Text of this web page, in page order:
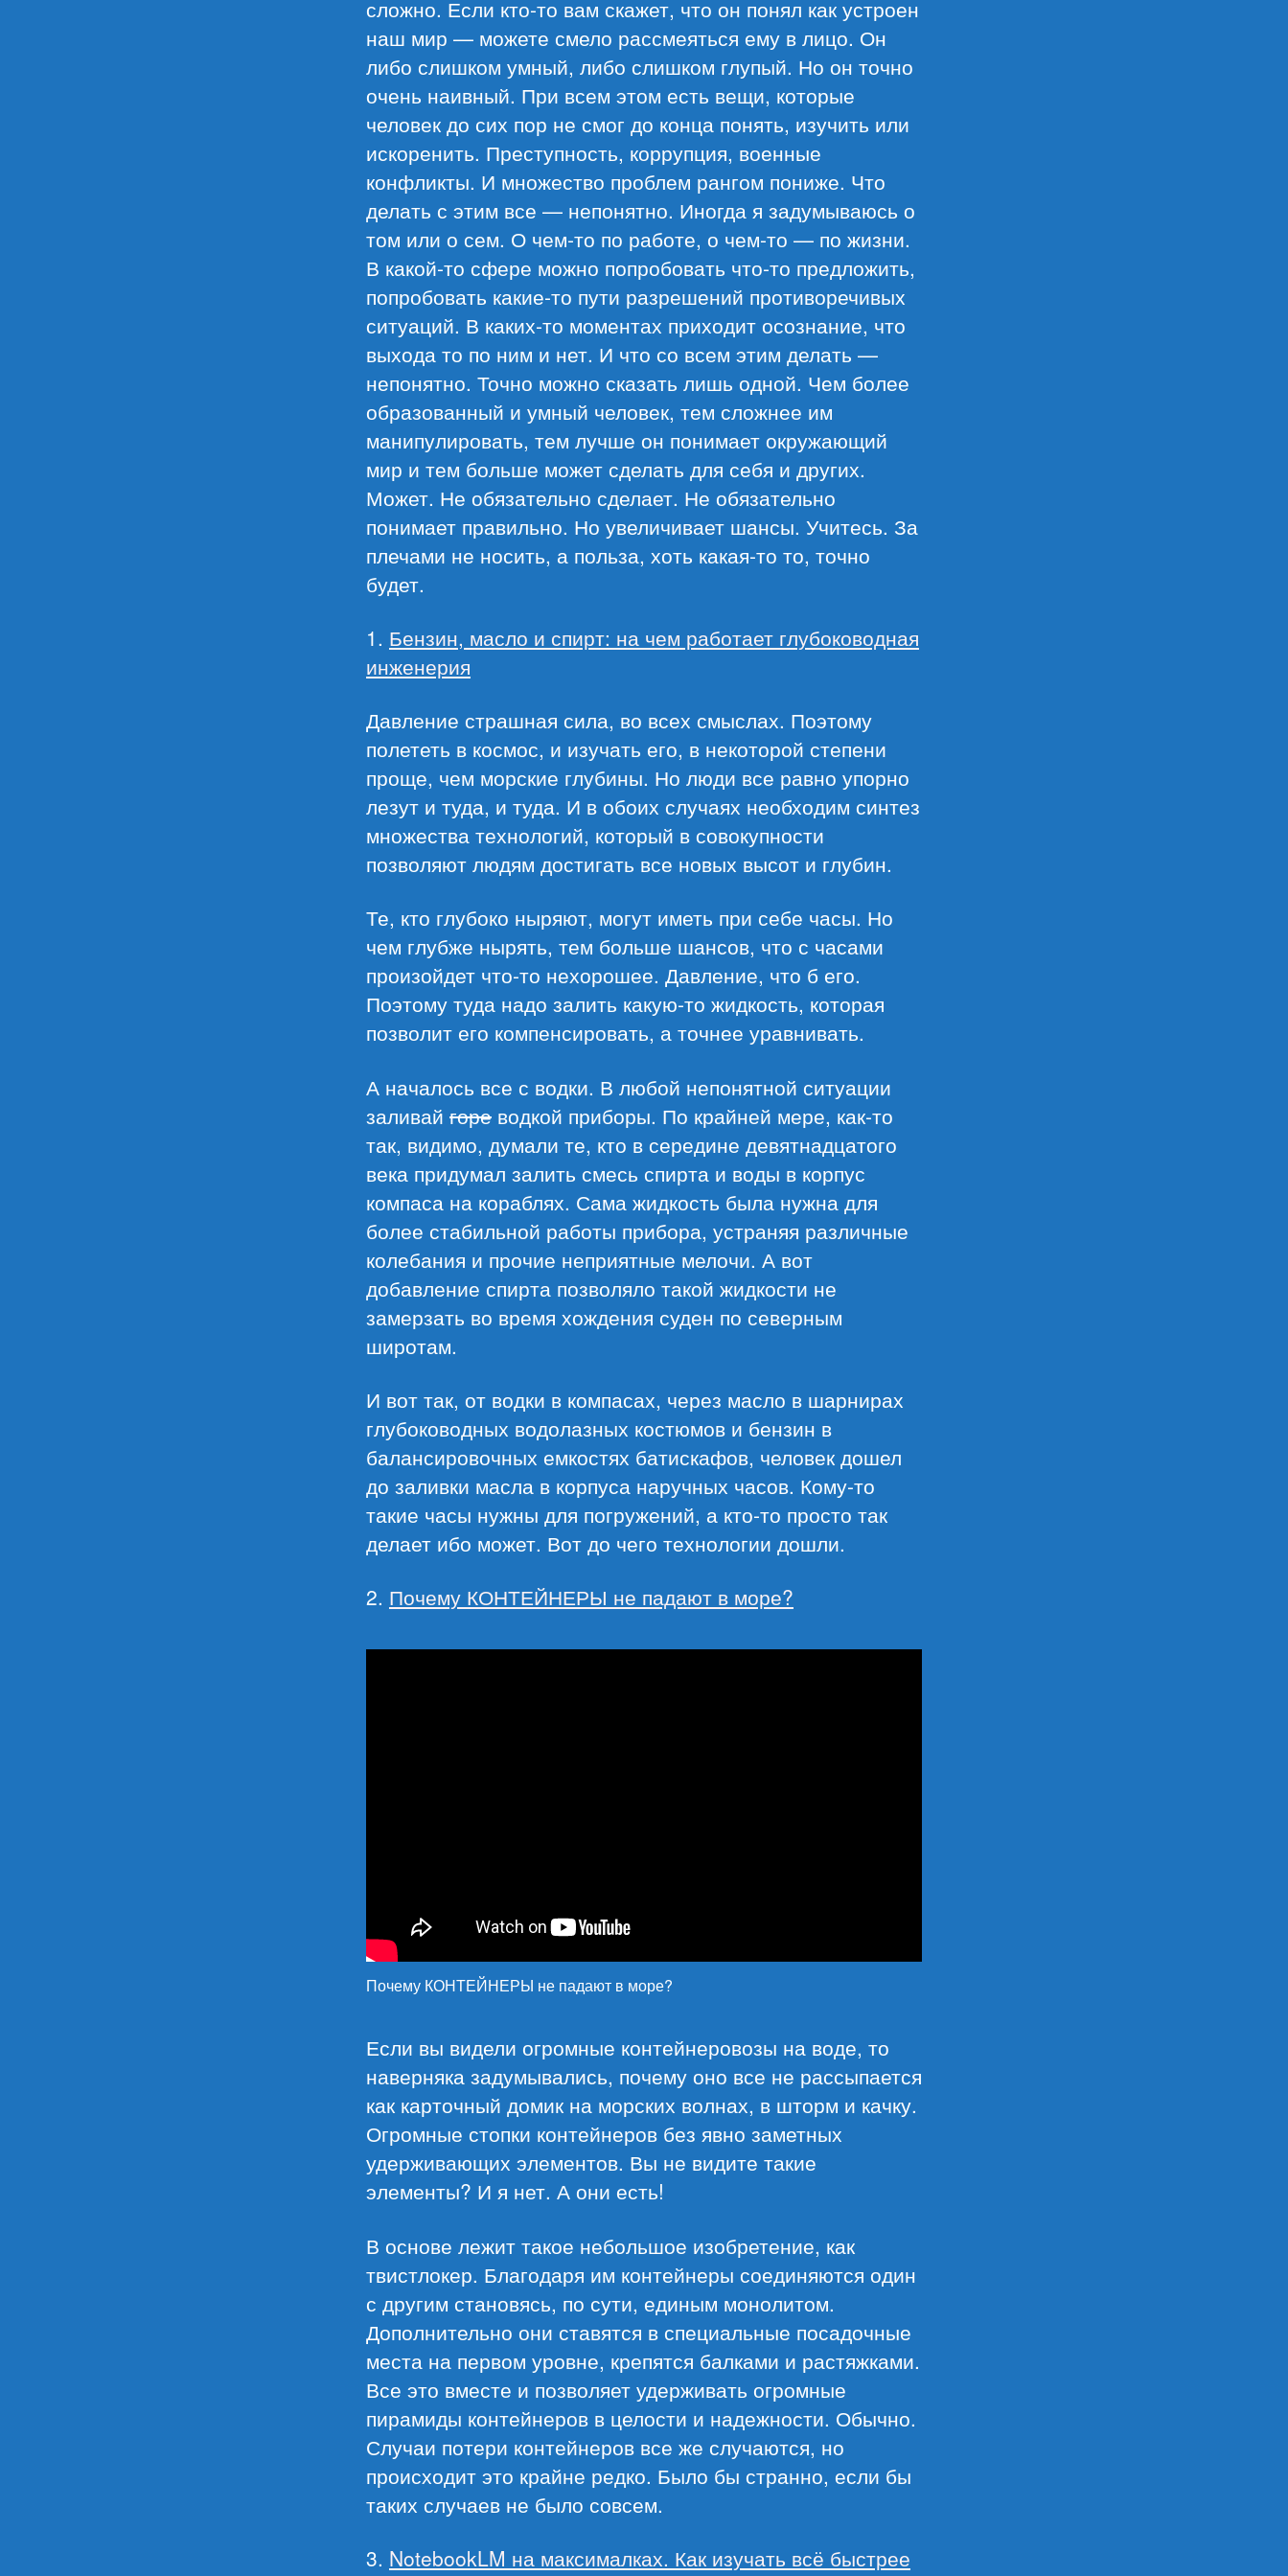
сложно. Если кто-то вам скажет, что он понял как устроен
наш мир — можете смело рассмеяться ему в лицо. Он
либо слишком умный, либо слишком глупый. Но он точно
очень наивный. При всем этом есть вещи, которые
человек до сих пор не смог до конца понять, изучить или
искоренить. Преступность, коррупция, военные
конфликты. И множество проблем рангом пониже. Что
делать с этим все — непонятно. Иногда я задумываюсь о
том или о сем. О чем-то по работе, о чем-то — по жизни.
В какой-то сфере можно попробовать что-то предложить,
попробовать какие-то пути разрешений противоречивых
ситуаций. В каких-то моментах приходит осознание, что
выхода то по ним и нет. И что со всем этим делать —
непонятно. Точно можно сказать лишь одной. Чем более
образованный и умный человек, тем сложнее им
манипулировать, тем лучше он понимает окружающий
мир и тем больше может сделать для себя и других.
Может. Не обязательно сделает. Не обязательно
понимает правильно. Но увеличивает шансы. Учитесь. За
плечами не носить, а польза, хоть какая-то то, точно
будет.
1. Бензин, масло и спирт: на чем работает глубоководная
инженерия
Давление страшная сила, во всех смыслах. Поэтому
полететь в космос, и изучать его, в некоторой степени
проще, чем морские глубины. Но люди все равно упорно
лезут и туда, и туда. И в обоих случаях необходим синтез
множества технологий, который в совокупности
позволяют людям достигать все новых высот и глубин.
Те, кто глубоко ныряют, могут иметь при себе часы. Но
чем глубже нырять, тем больше шансов, что с часами
произойдет что-то нехорошее. Давление, что б его.
Поэтому туда надо залить какую-то жидкость, которая
позволит его компенсировать, а точнее уравнивать.
А началось все с водки. В любой непонятной ситуации
заливай горе водкой приборы. По крайней мере, как-то
так, видимо, думали те, кто в середине девятнадцатого
века придумал залить смесь спирта и воды в корпус
компаса на кораблях. Сама жидкость была нужна для
более стабильной работы прибора, устраняя различные
колебания и прочие неприятные мелочи. А вот
добавление спирта позволяло такой жидкости не
замерзать во время хождения суден по северным
широтам.
И вот так, от водки в компасах, через масло в шарнирах
глубоководных водолазных костюмов и бензин в
балансировочных емкостях батискафов, человек дошел
до заливки масла в корпуса наручных часов. Кому-то
такие часы нужны для погружений, а кто-то просто так
делает ибо может. Вот до чего технологии дошли.
2. Почему КОНТЕЙНЕРЫ не падают в море?
Почему КОНТЕЙНЕРЫ не падают в море?
Если вы видели огромные контейнеровозы на воде, то
наверняка задумывались, почему оно все не рассыпается
как карточный домик на морских волнах, в шторм и качку.
Огромные стопки контейнеров без явно заметных
удерживающих элементов. Вы не видите такие
элементы? И я нет. А они есть!
В основе лежит такое небольшое изобретение, как
твистлокер. Благодаря им контейнеры соединяются один
с другим становясь, по сути, единым монолитом.
Дополнительно они ставятся в специальные посадочные
места на первом уровне, крепятся балками и растяжками.
Все это вместе и позволяет удерживать огромные
пирамиды контейнеров в целости и надежности. Обычно.
Случаи потери контейнеров все же случаются, но
происходит это крайне редко. Было бы странно, если бы
таких случаев не было совсем.
3. NotebookLM на максималках. Как изучать всё быстрее